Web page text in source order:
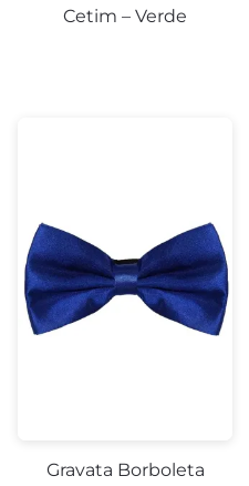
Cetim – Verde
Gravata Borboleta